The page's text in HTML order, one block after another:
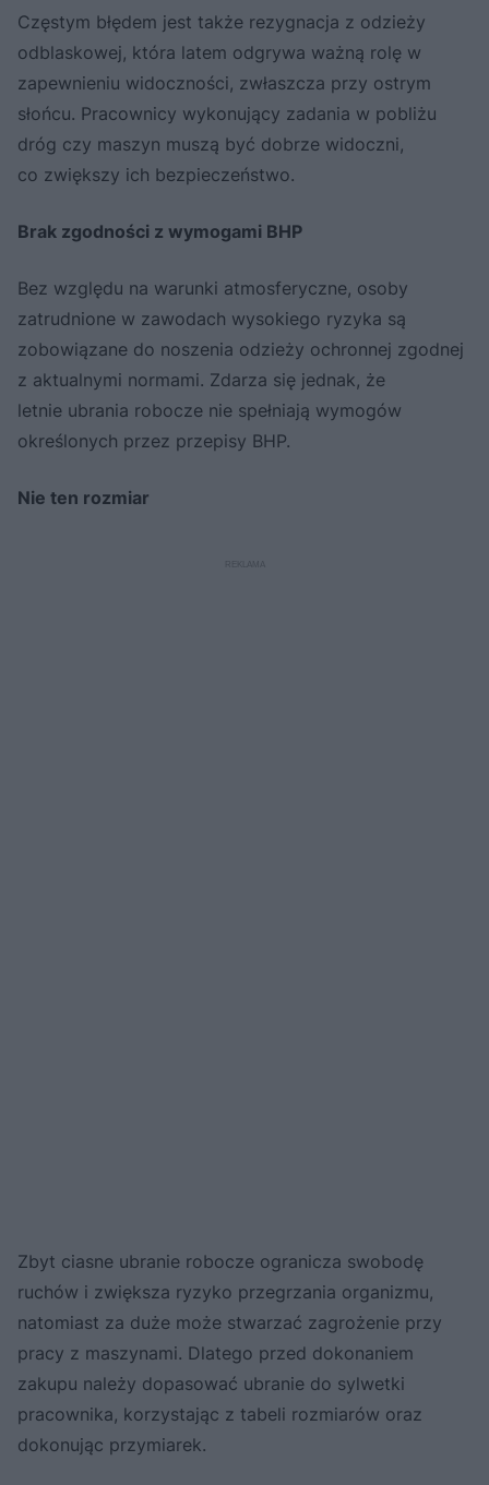
Częstym błędem jest także rezygnacja z odzieży
odblaskowej, która latem odgrywa ważną rolę w
zapewnieniu widoczności, zwłaszcza przy ostrym
słońcu. Pracownicy wykonujący zadania w pobliżu
dróg czy maszyn muszą być dobrze widoczni,
co zwiększy ich bezpieczeństwo.
Brak zgodności z wymogami BHP
Bez względu na warunki atmosferyczne, osoby
zatrudnione w zawodach wysokiego ryzyka są
zobowiązane do noszenia odzieży ochronnej zgodnej
z aktualnymi normami. Zdarza się jednak, że
letnie ubrania robocze nie spełniają wymogów
określonych przez przepisy BHP.
Nie ten rozmiar
Zbyt ciasne ubranie robocze ogranicza swobodę
ruchów i zwiększa ryzyko przegrzania organizmu,
natomiast za duże może stwarzać zagrożenie przy
pracy z maszynami. Dlatego przed dokonaniem
zakupu należy dopasować ubranie do sylwetki
pracownika, korzystając z tabeli rozmiarów oraz
dokonując przymiarek.